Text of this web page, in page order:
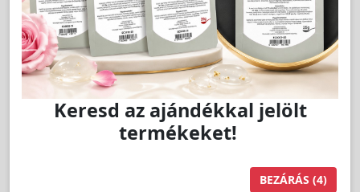
Sminktetováló száj pigment VÉRNARANCS 5ml -
GAMP
LAKOSSÁGI ÁR (BRUTTÓ)
9 990 FtKeresd az ajándékkal jelölt
termékeket!
BEZÁRÁS (4)